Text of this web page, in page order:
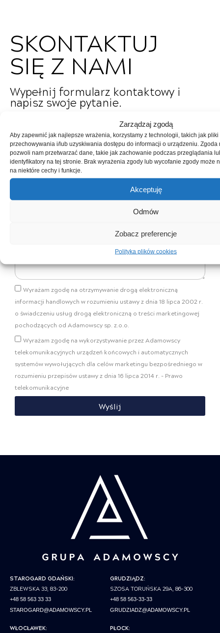
Zarządzaj zgodą
Aby zapewnić jak najlepsze wrażenia, korzystamy z technologii, takich jak
przechowywania i/lub uzyskiwania dostępu do informacji o urządzeniu. Zgoda
pozwoli nam przetwarzać dane, takie jak zachowanie podczas przeglądania
identyfikatory na tej stronie. Brak wyrażenia zgody lub wycofanie zgody może
na niektóre cechy i funkcje.
Akceptuję
Odmów
Zobacz preferencje
Polityka plików cookies
SKONTAKTUJ
SIĘ Z NAMI
Wypełnij formularz kontaktowy i
napisz swoje pytanie.
Nr Telefonu
Email
Wyrażam zgodę na otrzymywanie drogą elektroniczną
informacji handlowych w rozumieniu ustawy z dnia 18 lipca 2002 r.
o świadczeniu usług drogą elektroniczną o treści marketingowej
pochodzących od Adamowscy sp. z.o.o.
Wyrażam zgodę na wykorzystywanie przez Adamowscy
telekomunikacyjnych urządzeń końcowych i automatycznych
systemów wywołujących dla celów marketingu bezpośredniego w
rozumieniu przepisów ustawy z dnia 16 lipca 2014 r. - Prawo
telekomunikacyjne
Wyślij
STAROGARD GDAŃSKI:
ZBLEWSKA 33, 83-200
+48 58 563 33 33
STAROGARD@ADAMOWSCY.PL
GRUDZIĄDZ:
SZOSA TORUŃSKA 29A, 86-300
+48 58 563-33-33
GRUDZIADZ@ADAMOWSCY.PL
WŁOCŁAWEK:
PŁOCK: